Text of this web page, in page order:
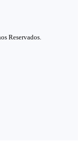
Reservados.